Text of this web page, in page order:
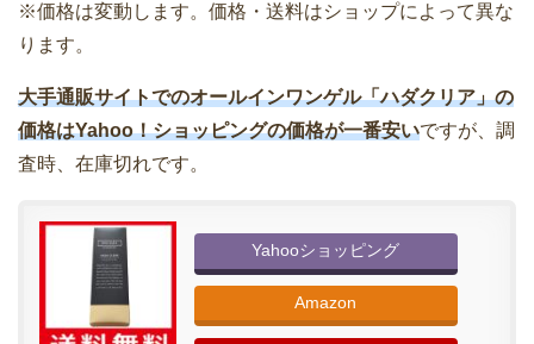
※価格は変動します。価格・送料はショップによって異な
ります。
大手通販サイトでのオールインワンゲル「ハダクリア」の
価格はYahoo！ショッピングの価格が一番安いですが、調
査時、在庫切れです。
Yahooショッピング
Amazon